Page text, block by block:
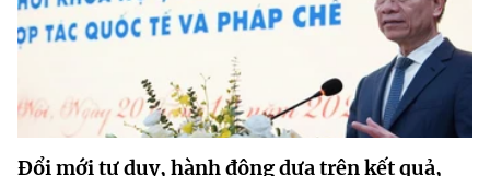
Đổi mới tư duy, hành động dựa trên kết quả,